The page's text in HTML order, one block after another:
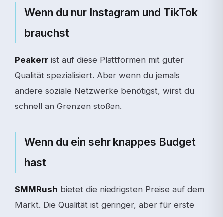
Wenn du nur Instagram und TikTok
brauchst
Peakerr ist auf diese Plattformen mit guter
Qualität spezialisiert. Aber wenn du jemals
andere soziale Netzwerke benötigst, wirst du
schnell an Grenzen stoßen.
Wenn du ein sehr knappes Budget
hast
SMMRush bietet die niedrigsten Preise auf dem
Markt. Die Qualität ist geringer, aber für erste